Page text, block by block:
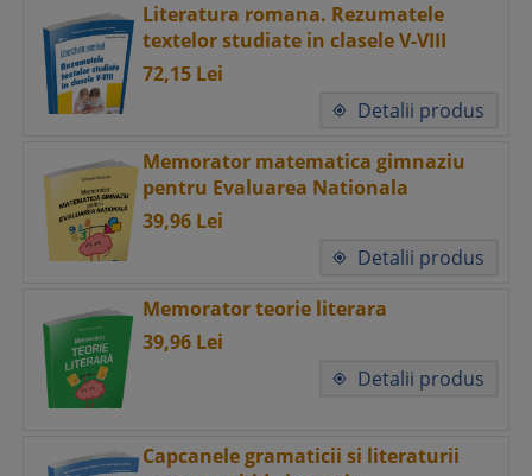
Literatura romana. Rezumatele
textelor studiate in clasele V-VIII
72,15 Lei

Detalii produs
Memorator matematica gimnaziu
pentru Evaluarea Nationala
39,96 Lei

Detalii produs
Memorator teorie literara
39,96 Lei
 Detalii produs
Capcanele gramaticii si literaturii